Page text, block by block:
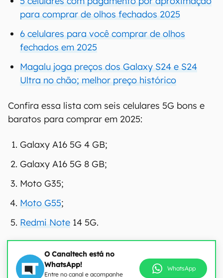
para comprar de olhos fechados 2025
6 celulares para você comprar de olhos
fechados em 2025
Magalu joga preços dos Galaxy S24 e S24
Ultra no chão; melhor preço histórico
Confira essa lista com seis celulares 5G bons e
baratos para comprar em 2025:
Galaxy A16 5G 4 GB;
Galaxy A16 5G 8 GB;
Moto G35;
Moto G55;
Redmi Note 14 5G.
O Canaltech está no
WhatsApp!
Entre no canal e acompanhe
WhatsApp